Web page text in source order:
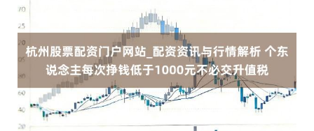
7877.80 +164.40